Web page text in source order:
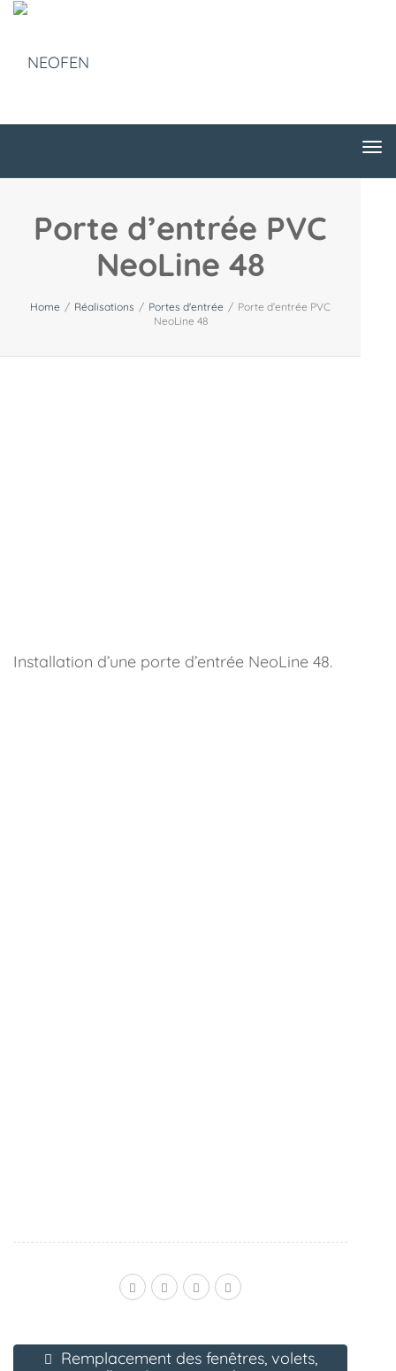
Porte d’entrée PVC
NeoLine 48
Home / Réalisations / Portes d'entrée / Porte d’entrée PVC
NeoLine 48
Installation d’une porte d’entrée NeoLine 48.
Remplacement des fenêtres, volets,